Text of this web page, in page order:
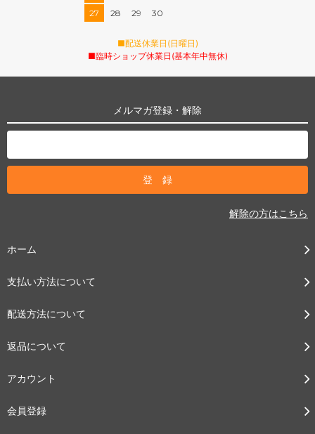
27
28 29 30
■配送休業日(日曜日)
■臨時ショップ休業日(基本年中無休)
メルマガ登録・解除
解除の方はこちら
ホーム
支払い方法について
配送方法について
返品について
アカウント
会員登録